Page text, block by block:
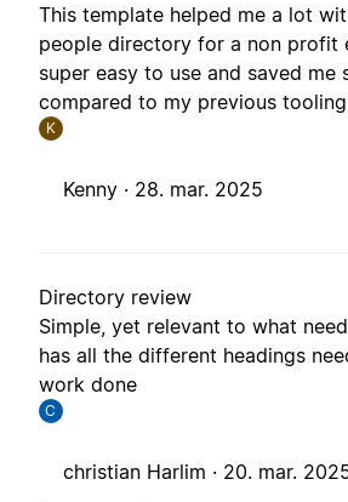
This template helped me a lot
people directory for a non profit
super easy to use and saved me
compared to my previous
K
Kenny · 28. mar. 2025
Directory review
Simple, yet relevant to what
has all the different headings
work done
C
christian Harlim · 20. mar.